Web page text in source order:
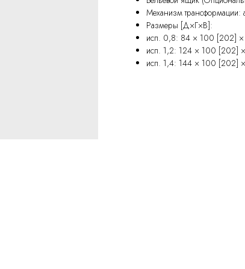
Механизм трансформации:
Размеры [Д×Г×В]:
исп. 0,8: 84 × 100 [202]
исп. 1,2: 124 × 100 [202]
исп. 1,4: 144 × 100 [202]